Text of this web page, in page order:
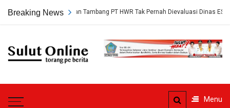
Breaking News
Persetujuan Tambang PT HWR Tak Pernah Dievaluasi Dinas ESDM
Sulut
Menu